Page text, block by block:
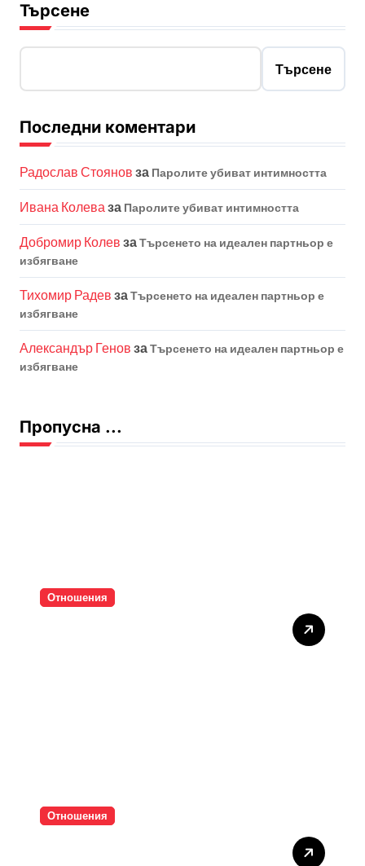
Търсене
Търсене
Последни коментари
Радослав Стоянов за Паролите убиват интимността
Ивана Колеваза Паролите убиват интимността
Добромир Колев заТърсенето на идеален партньор е
избягване
Тихомир Радев заТърсенето на идеален партньор е
избягване
Александър Генов заТърсенето на идеален партньор е
избягване
Пропусна ...
Отношения
Отношения